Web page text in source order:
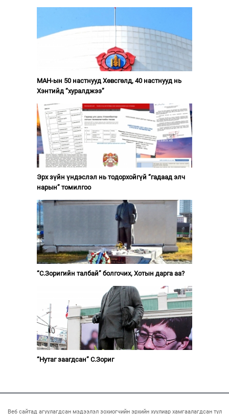
МАН-ын 50 настнууд Хөвсгөлд, 40 настнууд нь
Хэнтийд “хуралджээ”
Эрх зүйн үндэслэл нь тодорхойгүй “гадаад элч
нарын” томилгоо
“С.Зоригийн талбай” болгочих, Хотын дарга аа?
“Нутаг заагдсан” С.Зориг
Веб сайтад агуулагдсан мэдээлэл зохиогчийн эрхийн хуулиар хамгаалагдсан тул